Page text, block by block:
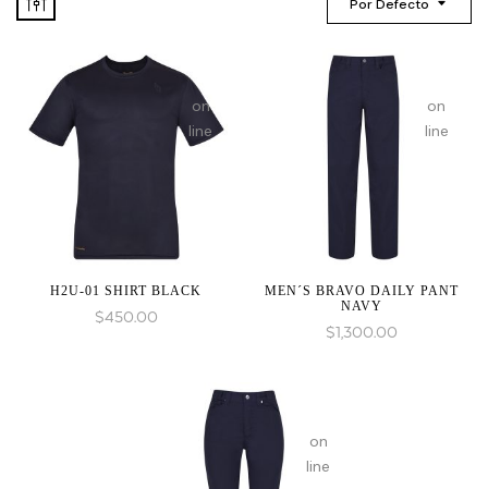
Por Defecto
on
line
H2U-01 SHIRT BLACK
$450.00
on
line
MEN´S BRAVO DAILY PANT
NAVY
$1,300.00
array_merge():
Expected
parameter
array,
given
on
line